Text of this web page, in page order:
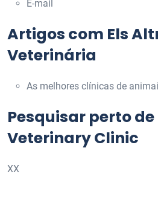
E-mail
Artigos com Els
Veterinária
As melhores clínicas de
Pesquisar perto de
Veterinary Clinic
XX